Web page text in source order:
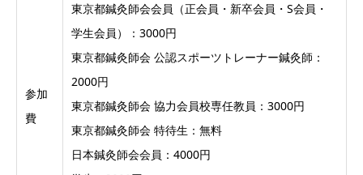
参加
費
東京都鍼灸師会会員（正会員・新卒会員・S会員・
学生会員）：3000円
東京都鍼灸師会 公認スポーツトレーナー鍼灸師：
2000円
東京都鍼灸師会 協力会員校専任教員：3000円
東京都鍼灸師会 特待生：無料
日本鍼灸師会会員：4000円